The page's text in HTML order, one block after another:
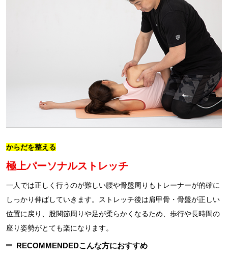
からだを整える
極上パーソナルストレッチ
一人では正しく行うのが難しい腰や骨盤周りもトレーナーが的確に
しっかり伸ばしていきます。ストレッチ後は肩甲骨・骨盤が正しい
位置に戻り、股関節周りや足が柔らかくなるため、歩行や長時間の
座り姿勢がとても楽になります。
RECOMMENDEDこんな方におすすめ